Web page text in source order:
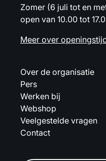
Zomer (6 juli tot en
open van 10.00 tot
Meer over
Over de organisatie
Pers
Werken bij
Webshop
Veelgestelde vragen
Contact